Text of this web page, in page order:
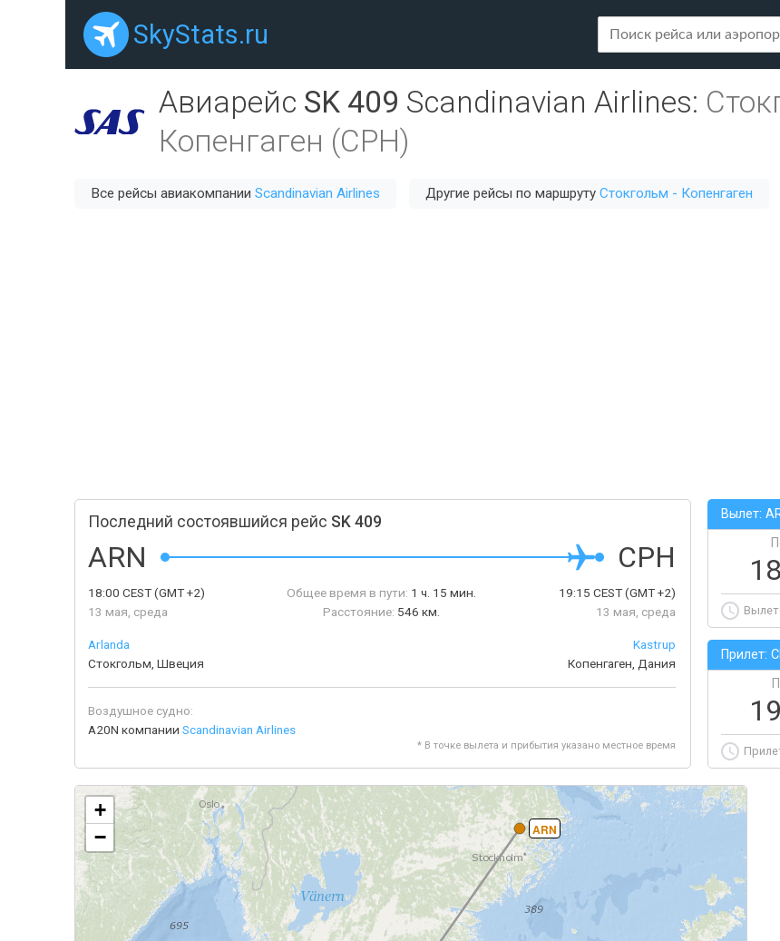
SkyStats.ru
Авиарейс SK 409 Scandinavian Airlines:
Копенгаген (CPH)
Все рейсы авиакомпании Scandinavian Airlines Другие рейсы по маршруту Стокгольм - Копенгаген
Последний состоявшийся рейс SK 409
ARN CPH
18:00 CEST(GMT +2)
13 мая, среда
Общее время в пути: 1 ч. 15 мин.
Расстояние: 546 км.
19:15 CEST(GMT +2)
13 мая, среда
Arlanda
Стокгольм, Швеция
Kastrup
Копенгаген, Дания
Воздушное судно:
A20N компании Scandinavian Airlines
* В точке вылета и прибытия указано местное время
Вылет:
Прилет:
ARN
+
−